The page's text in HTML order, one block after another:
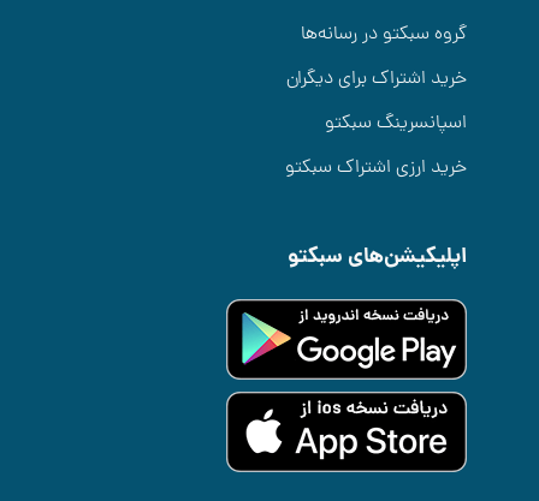
گروه سبکتو در رسانه‌ها
خرید اشتراک برای دیگران
اسپانسرینگ سبکتو
خرید ارزی اشتراک سبکتو
اپلیکیشن‌های سبکتو